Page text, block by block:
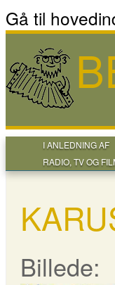
Gå til
I ANLEDNING AF
RADIO, TV OG
Billede: